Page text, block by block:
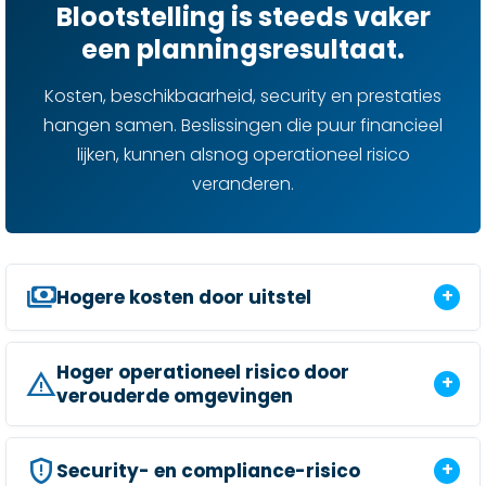
Blootstelling is steeds vaker
een planningsresultaat.
Kosten, beschikbaarheid, security en prestaties
hangen samen. Beslissingen die puur financieel
lijken, kunnen alsnog operationeel risico
veranderen.
paymentsHogere kosten door uitstel
report_problemHoger operationeel risico door
verouderde omgevingen
gpp_maybe Security- en compliance-risico